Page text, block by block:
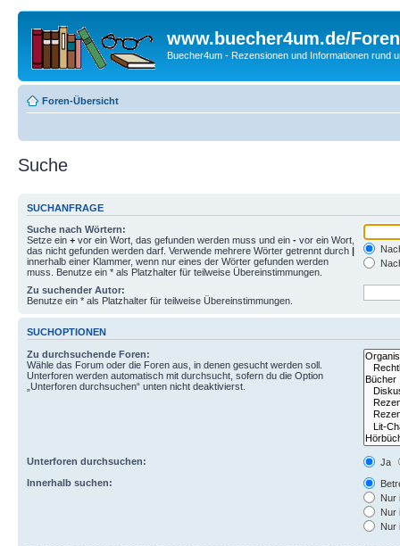
www.buecher4um.de/Foren
Buecher4um - Rezensionen und Informationen rund
Foren-Übersicht
Suche
SUCHANFRAGE
Suche nach Wörtern:
Setze ein + vor ein Wort, das gefunden werden muss und ein - vor ein Wort,
das nicht gefunden werden darf. Verwende mehrere Wörter getrennt durch |
innerhalb einer Klammer, wenn nur eines der Wörter gefunden werden
muss. Benutze ein * als Platzhalter für teilweise Übereinstimmungen.
Zu suchender Autor:
Benutze ein * als Platzhalter für teilweise Übereinstimmungen.
SUCHOPTIONEN
Zu durchsuchende Foren:
Wähle das Forum oder die Foren aus, in denen gesucht werden soll.
Unterforen werden automatisch mit durchsucht, sofern du die Option
„Unterforen durchsuchen“ unten nicht deaktivierst.
Unterforen durchsuchen:
Ja
Innerhalb suchen:
Nur
Nur
Nur